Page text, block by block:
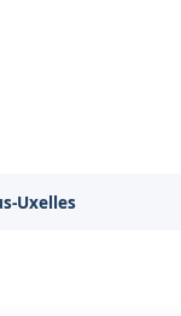
Uxelles